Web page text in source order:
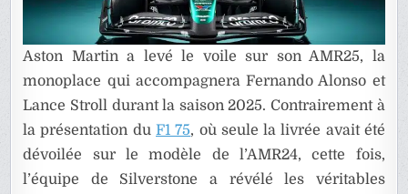
Aston Martin a levé le voile sur son AMR25, la
monoplace qui accompagnera Fernando Alonso et
Lance Stroll durant la saison 2025. Contrairement à
la présentation du F1 75, où seule la livrée avait été
dévoilée sur le modèle de l’AMR24, cette fois,
l’équipe de Silverstone a révélé les véritables